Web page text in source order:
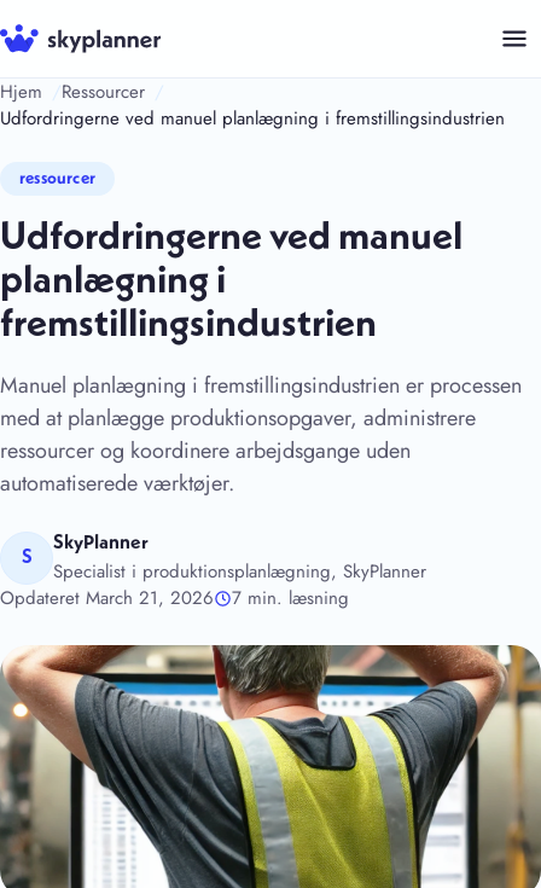
Hop
til
indhold
Hjem
Ressourcer
Udfordringerne ved manuel planlægning i fremstillingsindustrien
ressourcer
Udfordringerne ved manuel
planlægning i
fremstillingsindustrien
Manuel planlægning i fremstillingsindustrien er processen
med at planlægge produktionsopgaver, administrere
ressourcer og koordinere arbejdsgange uden
automatiserede værktøjer.
S
SkyPlanner
Specialist i produktionsplanlægning, SkyPlanner
Opdateret March 21, 2026
7 min. læsning